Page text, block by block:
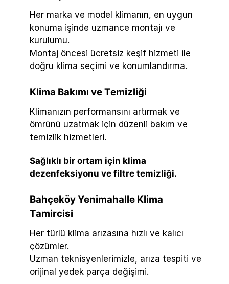
Her marka ve model klimanın, en uygun
konuma işinde uzmance montajı ve
kurulumu.
Montaj öncesi ücretsiz keşif hizmeti ile
doğru klima seçimi ve konumlandırma.
Klima Bakımı ve Temizliği
Klimanızın performansını artırmak ve
ömrünü uzatmak için düzenli bakım ve
temizlik hizmetleri.
Sağlıklı bir ortam için klima
dezenfeksiyonu ve filtre temizliği.
Bahçeköy Yenimahalle Klima
Tamircisi
Her türlü klima arızasına hızlı ve kalıcı
çözümler.
Uzman teknisyenlerimizle, arıza tespiti ve
orijinal yedek parça değişimi.